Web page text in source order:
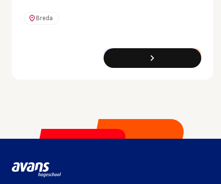
Associate Degree
tweejarige
Breda